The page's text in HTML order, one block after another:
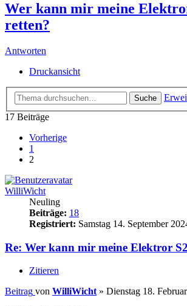
Wer kann mir meine
retten?
Antworten
Druckansicht
Suche
17 Beiträge
Vorherige
1
2
WilliWicht
Neuling
Beiträge: 18
Registriert: Samstag 14. September
Re: Wer kann mir meine Elektror
Zitieren
Beitrag von WilliWicht » Dienstag 18.